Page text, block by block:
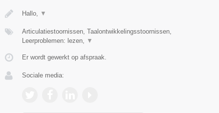
Hallo, ▼
Articulatiestoornissen, Taalontwikkelingsstoornissen,
Leerproblemen: lezen,
▼
Er wordt gewerkt op afspraak.
Sociale media: